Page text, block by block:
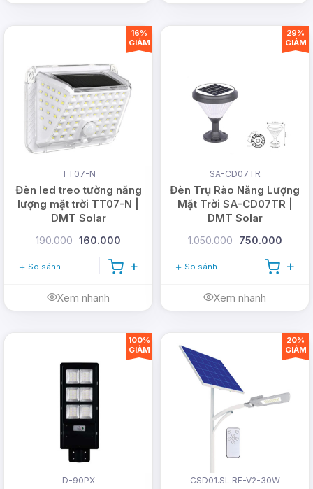
TT07-N
Đèn led treo tường năng
lượng mặt trời TT07-N |
DMT Solar
190.000 160.000
So sánh
Xem nhanh
16%
GIẢM
SA-CD07TR
Đèn Trụ Rào Năng Lượng
Mặt Trời SA-CD07TR |
DMT Solar
1.050.000 750.000
So sánh
Xem nhanh
29%
GIẢM
D-90PX
100%
GIẢM
CSD01.SL.RF-V2-30W
20%
GIẢM